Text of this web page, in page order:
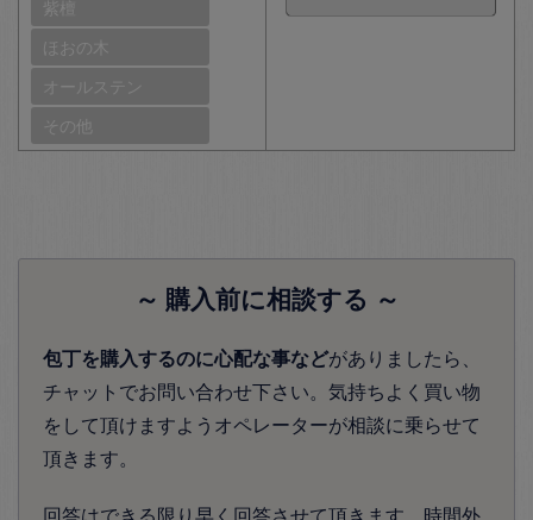
紫檀
ほおの木
オールステン
その他
～ 購入前に相談する ～
包丁を購入するのに心配な事などがありましたら、
チャットでお問い合わせ下さい。気持ちよく買い物
をして頂けますようオペレーターが相談に乗らせて
頂きます。